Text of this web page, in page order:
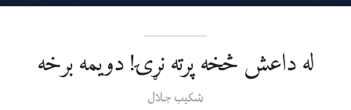
له داعش څخه پرته نړۍ! دویمه برخه
شکیب جلال